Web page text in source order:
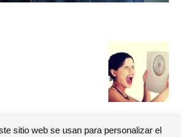
sitio web se usan para personalizar el